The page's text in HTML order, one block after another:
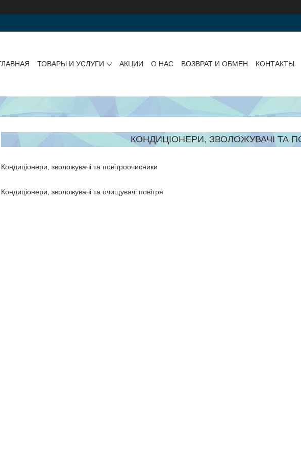
ТОВАРЫ И УСЛУГИ АКЦИИ О НАС ВОЗВРАТ И ОБМЕН КОНТАКТЫ
КОНДИЦІОНЕРИ, ЗВОЛОЖУВАЧІ ТА
Кондиціонери, зволожувачі та повітроочисники
Кондиціонери, зволожувачі та очищувачі повітря